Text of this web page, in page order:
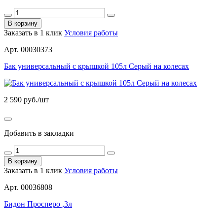
В корзину
Заказать в 1 клик Условия работы
Арт. 00030373
Бак универсальный с крышкой 105л Серый на колесах
2 590 руб./шт
Добавить в закладки
В корзину
Заказать в 1 клик Условия работы
Арт. 00036808
Бидон Просперо ,3л